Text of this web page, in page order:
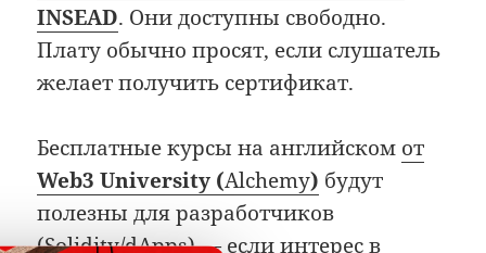
INSEAD. Они доступны свободно.
Плату обычно просят, если слушатель
желает получить сертификат.
Бесплатные курсы на английском от
Web3 University (Alchemy) будут
полезны для разработчиков
(Solidity/dApps) — если интерес в